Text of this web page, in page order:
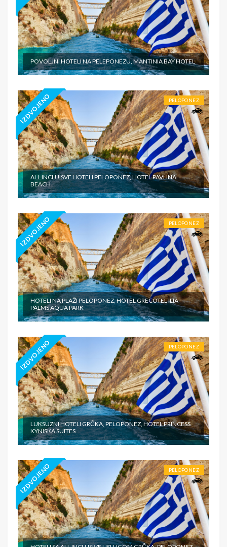
POVOLJNI HOTELI NA PELEPONEZU, MANTINIA BAY HOTEL
IZDVOJENO PELOPONEZ
ALL INCLUISVE HOTELI PELOPONEZ, HOTEL PAVLINA
BEACH
IZDVOJENO PELOPONEZ
HOTELI NA PLAŽI PELOPONEZ, HOTEL GRECOTEL ILIA
PALMS AQUA PARK
IZDVOJENO PELOPONEZ
LUKSUZNI HOTELI GRČKA, PELOPONEZ, HOTEL PRINCESS
KYNISKA SUITES
IZDVOJENO PELOPONEZ